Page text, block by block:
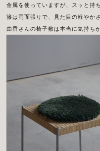
金属を使っていますが、スッと持
籐は両面張りで、見た目の軽やか
由香さんの椅子敷は本当に気持ち